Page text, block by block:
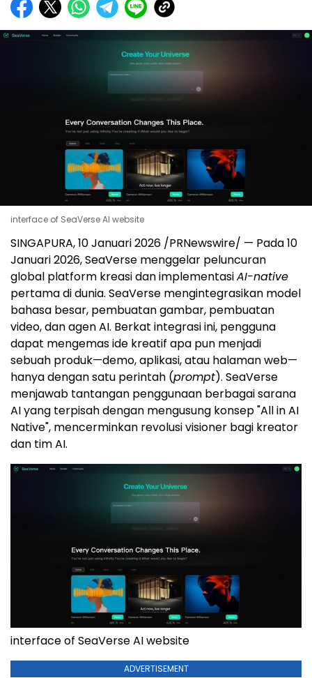
interface of SeaVerse AI website
SINGAPURA, 10 Januari 2026 /PRNewswire/ — Pada 10
Januari 2026, SeaVerse menggelar peluncuran
global platform kreasi dan implementasiAI-native
pertama di dunia. SeaVerse mengintegrasikan model
bahasa besar, pembuatan gambar, pembuatan
video, dan agen AI. Berkat integrasi ini, pengguna
dapat mengemas ide kreatif apa pun menjadi
sebuah produk—demo, aplikasi, atau halaman web—
hanya dengan satu perintah (prompt). SeaVerse
menjawab tantangan penggunaan berbagai sarana
AI yang terpisah dengan mengusung konsep "All in AI
Native", mencerminkan revolusi visioner bagi kreator
dan tim AI.
interface of SeaVerse AI website
ADVERTISEMENT